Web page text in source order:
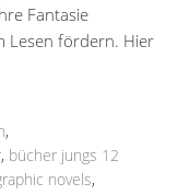
Fantasie
Lesen fördern. Hier
,
, bücher jungs 12
novels,